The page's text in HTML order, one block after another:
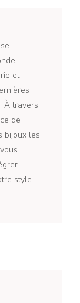
et
À travers
de
bijoux les
style